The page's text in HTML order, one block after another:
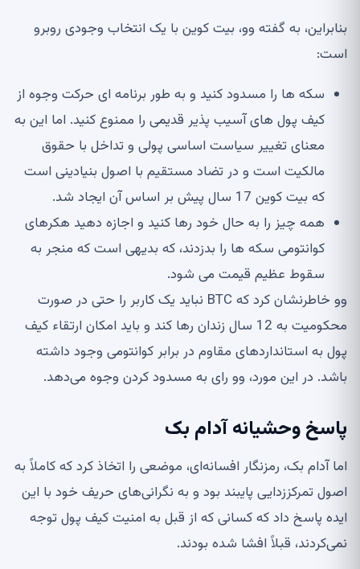
بنابراین، به گفته وو، بیت کوین با یک انتخاب وجودی روبرو
است:
سکه ها را مسدود کنید و به طور برنامه ای حرکت وجوه از
کیف پول های آسیب پذیر قدیمی را ممنوع کنید. اما این به
معنای تغییر سیاست اساسی پولی و تداخل با حقوق
مالکیت است و در تضاد مستقیم با اصول بنیادینی است
که بیت کوین 17 سال پیش بر اساس آن ایجاد شد.
همه چیز را به حال خود رها کنید و اجازه دهید هکرهای
کوانتومی سکه ها را بدزدند، که بدیهی است که منجر به
سقوط عظیم قیمت می شود.
وو خاطرنشان کرد که BTC نباید یک کاربر را حتی در صورت
محکومیت به 12 سال زندان رها کند و باید امکان ارتقاء کیف
پول به استانداردهای مقاوم در برابر کوانتومی وجود داشته
باشد. در این مورد، وو رای به مسدود کردن وجوه می‌دهد.
پاسخ وحشیانه آدام بک
اما آدام بک، رمزنگار افسانه‌ای، موضعی را اتخاذ کرد که کاملاً به
اصول تمرکززدایی پایبند بود و به نگرانی‌های حریف خود با این
ایده پاسخ داد که کسانی که از قبل به امنیت کیف پول توجه
نمی‌کردند، قبلاً افشا شده بودند.